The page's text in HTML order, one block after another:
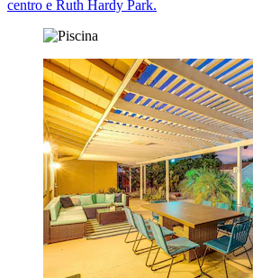
centro e Ruth Hardy Park.